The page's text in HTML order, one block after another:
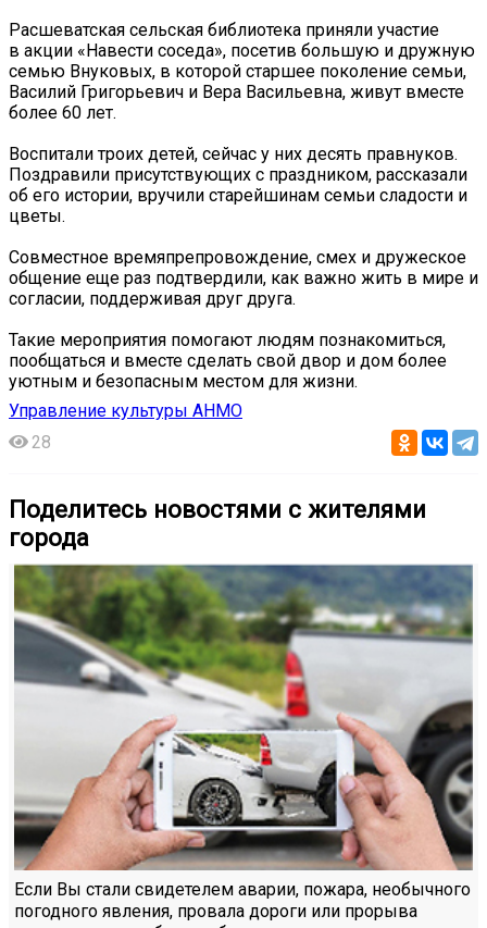
Расшеватская сельская библиотека приняли участие
в акции «Навести соседа», посетив большую и дружную
семью Внуковых, в которой старшее поколение семьи,
Василий Григорьевич и Вера Васильевна, живут вместе
более 60 лет.
Воспитали троих детей, сейчас у них десять правнуков.
Поздравили присутствующих с праздником, рассказали
об его истории, вручили старейшинам семьи сладости и
цветы.
Совместное времяпрепровождение, смех и дружеское
общение еще раз подтвердили, как важно жить в мире и
согласии, поддерживая друг друга.
Такие мероприятия помогают людям познакомиться,
пообщаться и вместе сделать свой двор и дом более
уютным и безопасным местом для жизни.
Управление культуры АНМО
28
Поделитесь новостями с жителями
города
Если Вы стали свидетелем аварии, пожара, необычного
погодного явления, провала дороги или прорыва